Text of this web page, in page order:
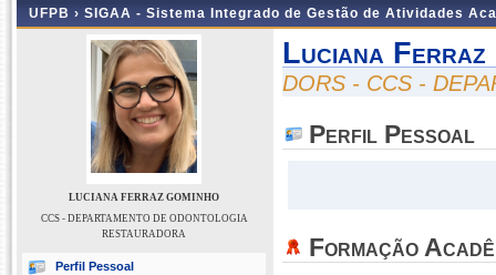
UFPB › SIGAA - Sistema Integrado de Gestão de Atividades
LUCIANA FERRAZ GOMINHO
CCS - DEPARTAMENTO DE ODONTOLOGIA
RESTAURADORA
Perfil Pessoal
Luciana Ferraz
DORS - CCS -
Perfil Pessoal
Formação